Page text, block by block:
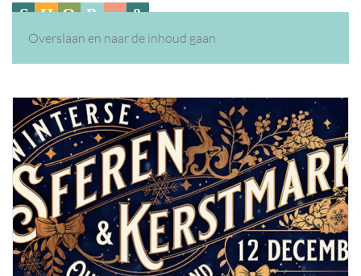
Overslaan en naar de inhoud gaan